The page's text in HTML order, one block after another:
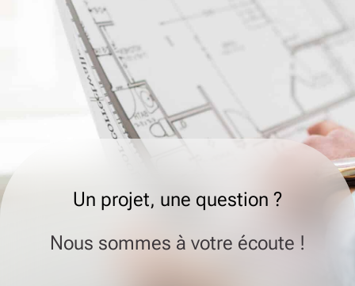
Un projet, une question ?
Nous sommes à votre écoute !